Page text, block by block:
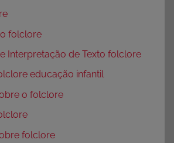
folclore
Interpretação de Texto folclore
educação infantil
o folclore
folclore